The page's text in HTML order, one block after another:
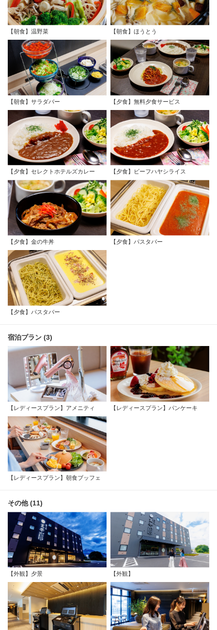
【朝食】温野菜 【朝食】ほうとう
【朝食】サラダバー 【夕食】無料夕食サービス
【夕食】セレクトホテルズカレー 【夕食】ビーフハヤシライス
【夕食】金の牛丼 【夕食】パスタバー
【夕食】パスタバー
宿泊プラン (3)
【レディースプラン】アメニティ 【レディースプラン】パンケーキ
【レディースプラン】朝食ブッフェ
その他 (11)
【外観】夕景 【外観】